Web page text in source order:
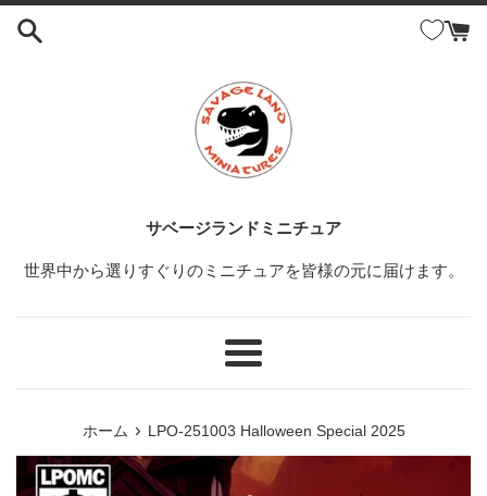
コ
サベージランドミニチュア
世界中から選りすぐりのミニチュアを皆様の元に届けます。
メ
ホーム › LPO-251003 Halloween Special 2025